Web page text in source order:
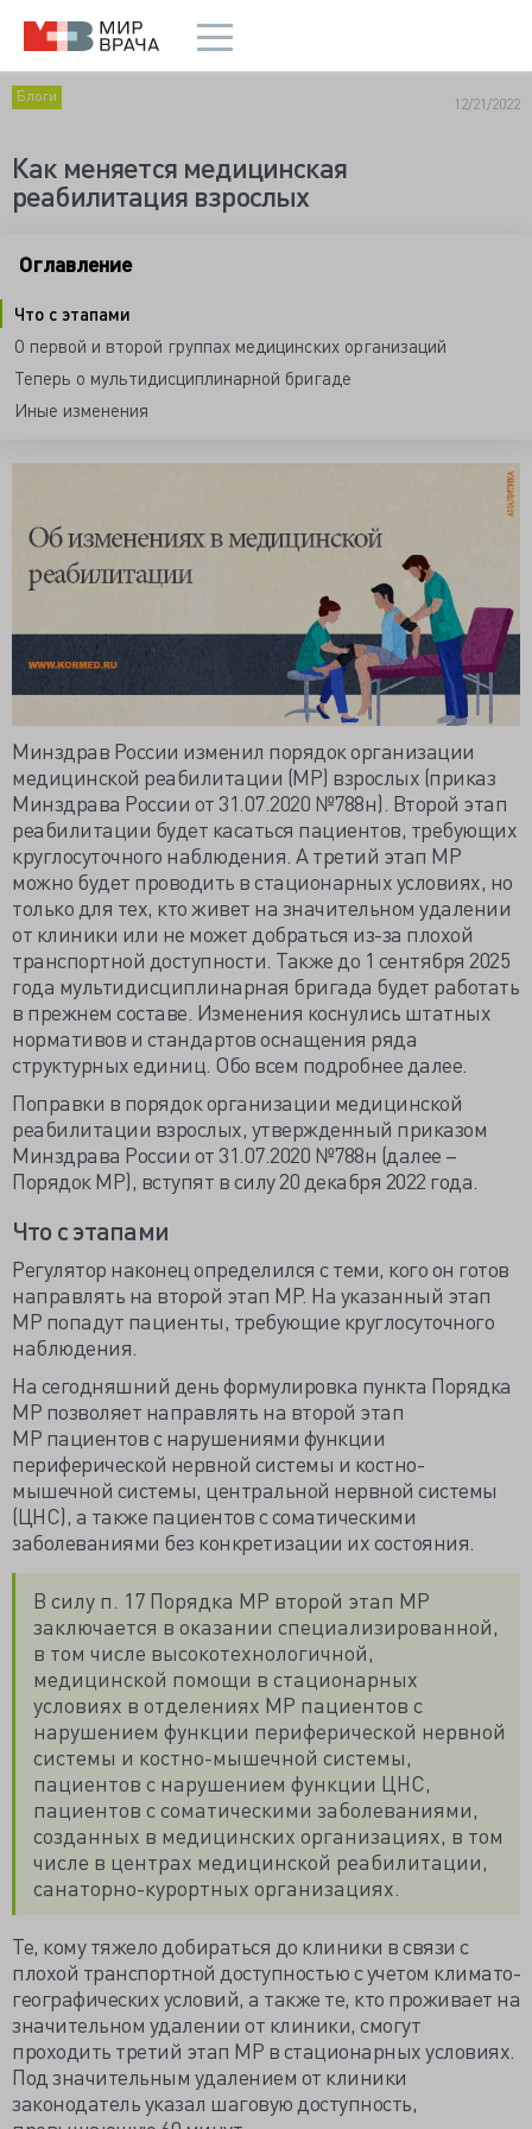
Блоги 12/21/2022
Как меняется медицинская
реабилитация взрослых
Оглавление
Что с этапами
О первой и второй группах медицинских организаций
Теперь о мультидисциплинарной бригаде
Иные изменения
Минздрав России изменил порядок организации
медицинской реабилитации (МР) взрослых (приказ
Минздрава России от 31.07.2020 №788н). Второй этап
реабилитации будет касаться пациентов, требующих
круглосуточного наблюдения. А третий этап МР
можно будет проводить в стационарных условиях, но
только для тех, кто живет на значительном удалении
от клиники или не может добраться из-за плохой
транспортной доступности. Также до 1 сентября 2025
года мультидисциплинарная бригада будет работать
в прежнем составе. Изменения коснулись штатных
нормативов и стандартов оснащения ряда
структурных единиц. Обо всем подробнее далее.
Поправки в порядок организации медицинской
реабилитации взрослых, утвержденный приказом
Минздрава России от 31.07.2020 №788н (далее –
Порядок МР), вступят в силу 20 декабря 2022 года.
Что с этапами
Регулятор наконец определился с теми, кого он готов
направлять на второй этап МР. На указанный этап
МР попадут пациенты, требующие круглосуточного
наблюдения.
На сегодняшний день формулировка пункта Порядка
МР позволяет направлять на второй этап
МР пациентов с нарушениями функции
периферической нервной системы и костно-
мышечной системы, центральной нервной системы
(ЦНС), а также пациентов с соматическими
заболеваниями без конкретизации их состояния.
В силу п. 17 Порядка МР второй этап МР
заключается в оказании специализированной,
в том числе высокотехнологичной,
медицинской помощи в стационарных
условиях в отделениях МР пациентов с
нарушением функции периферической нервной
системы и костно-мышечной системы,
пациентов с нарушением функции ЦНС,
пациентов с соматическими заболеваниями,
созданных в медицинских организациях, в том
числе в центрах медицинской реабилитации,
санаторно-курортных организациях.
Те, кому тяжело добираться до клиники в связи с
плохой транспортной доступностью с учетом климато-
географических условий, а также те, кто проживает на
значительном удалении от клиники, смогут
проходить третий этап МР в стационарных условиях
Под значительным удалением от клиники
законодатель указал шаговую доступность,